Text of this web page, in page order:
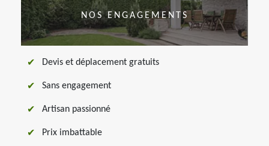
NOS ENGAGEMENTS
Devis et déplacement gratuits
Sans engagement
Artisan passionné
Prix imbattable